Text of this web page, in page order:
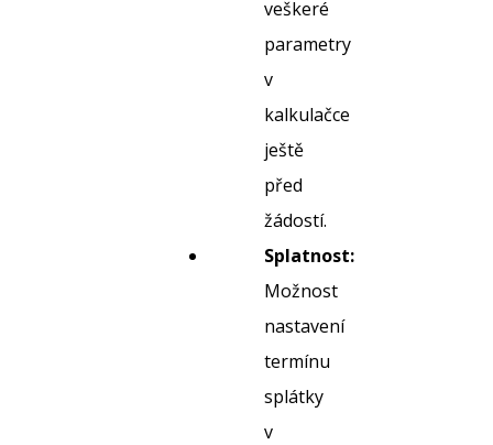
veškeré
parametry
v
kalkulačce
ještě
před
žádostí.
Splatnost:
Možnost
nastavení
termínu
splátky
v